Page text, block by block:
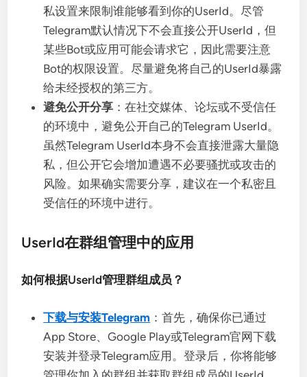
私设置来限制谁能够看到你的UserId。尽管
Telegram默认情况下不会直接公开UserId，但
某些Bot或应用可能会请求它，因此需要注意
Bot的权限设置。尽量避免将自己的UserId暴露
给未经授权的第三方。
避免公开分享 ：在社交媒体、论坛或不受信任
的环境中，避免公开自己的Telegram UserId。
虽然Telegram UserId本身不会直接泄露大量隐
私，但公开它会增加遭遇不必要骚扰或攻击的
风险。如果确实需要分享，建议在一个私密且
受信任的环境中进行。
UserId在群组管理中的应用
如何根据UserId管理群组成员？
下载与安装Telegram ：首先，确保你已通过
App Store、Google Play或Telegram官网下载
安装并登录Telegram应用。登录后，你将能够